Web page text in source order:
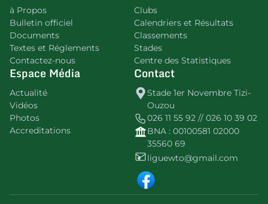
à Propos
Bulletin officiel
Documents
Textes et Réglements
Contactez-nous
Clubs
Calendriers et Résultats
Classements
Stades
Centre des Statistiques
Espace Média
Actualité
Vidéos
Photos
Accreditations
Contact
Stade 1er Novembre Tizi-
Ouzou
026 11 55 92 // 026 10 39 02
BNA : 00100581 02000
35560 69
liguewto@gmail.com